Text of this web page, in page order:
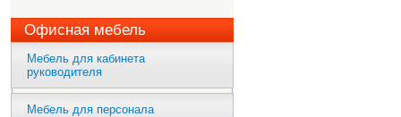
Офисная мебель
Мебель для кабинета
руководителя
Мебель для персонала